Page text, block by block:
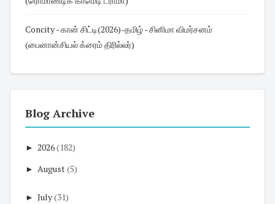
Concity - கான் சிட்டி(2026)-தமிழ் - சினிமா விமர்சனம்
(பைனான்சியல் க்ரைம் திரில்லர்)
Blog Archive
► 2026(182)
► August(5)
► July(31)